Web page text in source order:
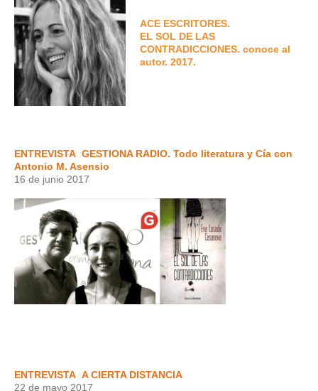
ACE ESCRITORES.
EL SOL DE LAS
CONTRADICCIONES. conoce al
autor. 2017.
ENTREVISTA GESTIONA RADIO. Todo literatura y Cía con
Antonio M. Asensio
16 de junio 2017
ENTREVISTA A CIERTA DISTANCIA
22 de mayo 2017